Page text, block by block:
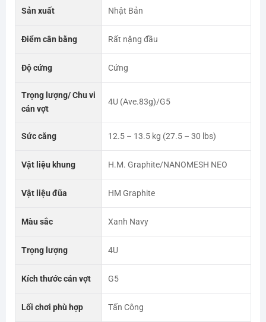
Sản xuất Nhật Bản
Điểm cân bằng Rất nặng đầu
Độ cứng Cứng
Trọng lượng/ Chu vi
cán vợt
4U (Ave.83g)/G5
Sức căng 12.5 – 13.5 kg (27.5 – 30 lbs)
Vật liệu khung H.M. Graphite/NANOMESH NEO
Vật liệu đũa HM Graphite
Màu sắc Xanh Navy
Trọng lượng 4U
Kích thước cán vợt G5
Lối chơi phù hợp Tấn Công